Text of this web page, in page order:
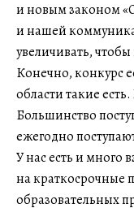
и новым законом
и нашей
увеличивать,
Конечно, конкурс
области такие
Большинство
ежегодно
У нас есть и много
на
образовательных